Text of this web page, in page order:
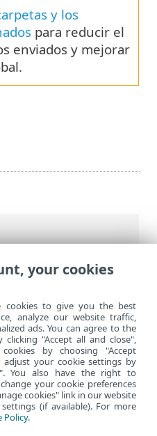
> ESET LiveGuard
y los
para reducir el
enviados y mejorar
ESET
your cookies
cookies to give you the best
analyze our website traffic,
ads. You can agree to the
"Accept all and close",
by choosing "Accept
adjust your cookie settings by
You also have the right to
your cookie preferences
cookies" link in our website
(if available). For more
Policy.